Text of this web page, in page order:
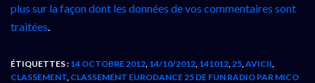
plus sur la façon dont les données de vos commentaires sont
traitées.
ÉTIQUETTES : 14 OCTOBRE 2012 14/10/2012 141012 25 AVICII
CLASSEMENT CLASSEMENT EURODANCE 25 DE FUN RADIO PAR MICO